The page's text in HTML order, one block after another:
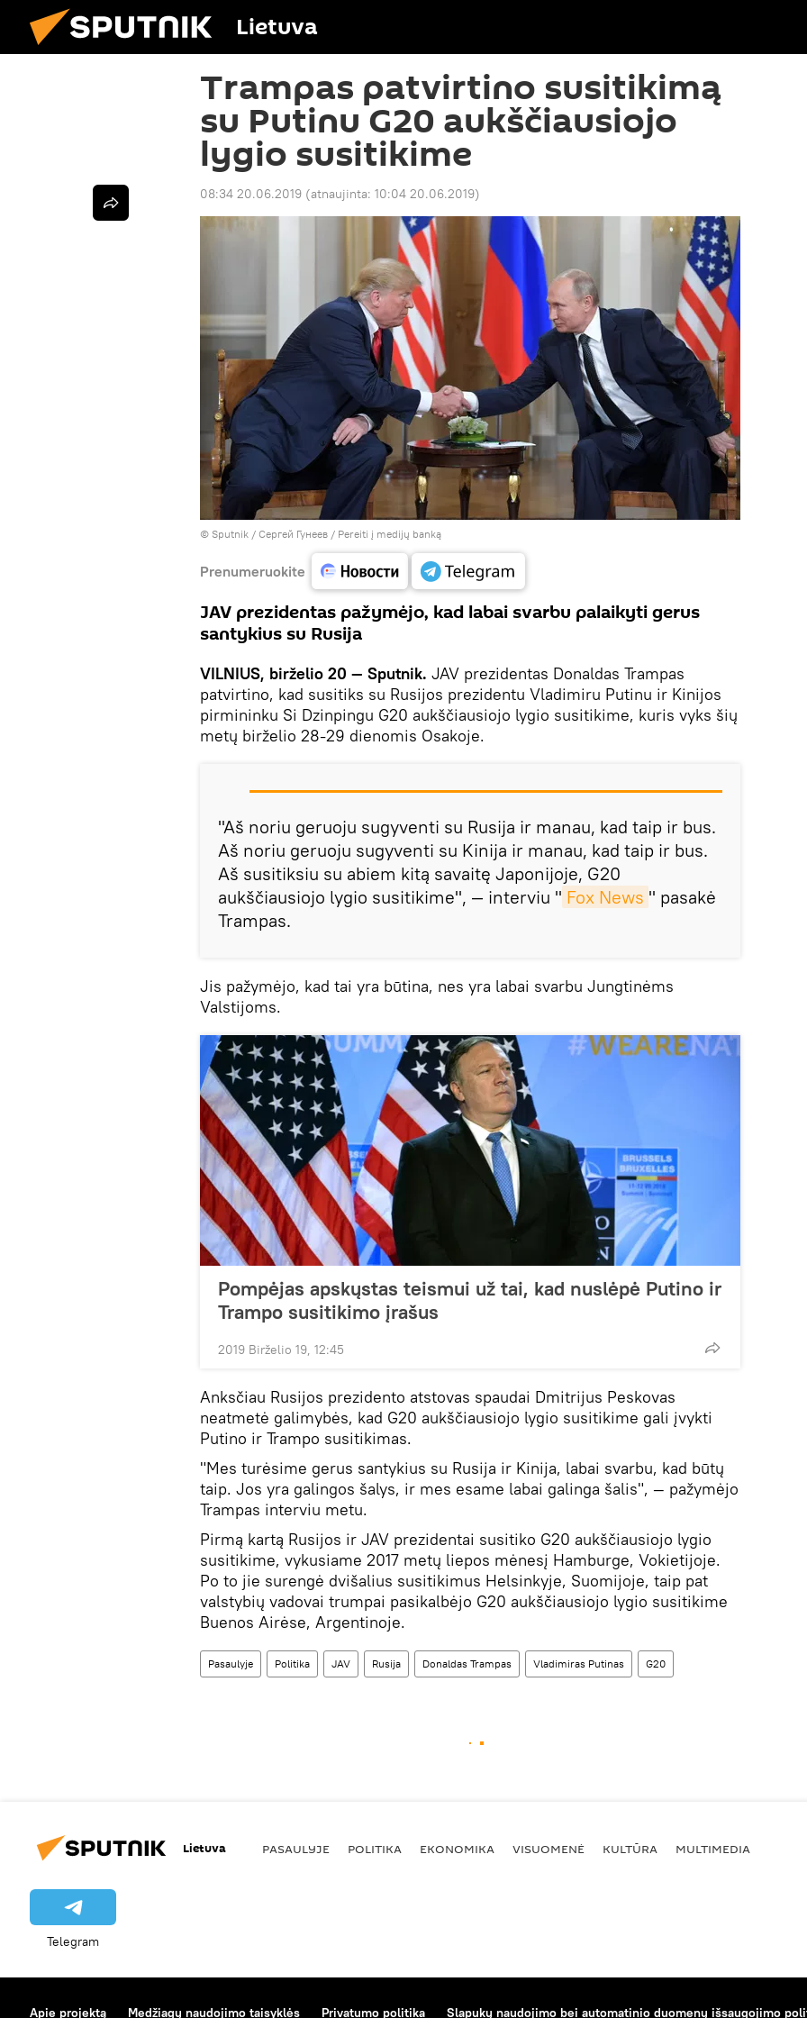
Lietuva
Trampas patvirtino susitikimą
su Putinu G20 aukščiausiojo
lygio susitikime
08:34 20.06.2019 (atnaujinta: 10:04 20.06.2019)
© Sputnik / Сергей Гунеев / Pereiti į medijų banką
Prenumeruokite
JAV prezidentas pažymėjo, kad labai svarbu palaikyti gerus
santykius su Rusija
VILNIUS, birželio 20 — Sputnik. JAV prezidentas Donaldas Trampas
patvirtino, kad susitiks su Rusijos prezidentu Vladimiru Putinu ir Kinijos
pirmininku Si Dzinpingu G20 aukščiausiojo lygio susitikime, kuris vyks šių
metų birželio 28-29 dienomis Osakoje.
"Aš noriu geruoju sugyventi su Rusija ir manau, kad taip ir bus.
Aš noriu geruoju sugyventi su Kinija ir manau, kad taip ir bus.
Aš susitiksiu su abiem kitą savaitę Japonijoje, G20
aukščiausiojo lygio susitikime", — interviu " Fox News " pasakė
Trampas.
Jis pažymėjo, kad tai yra būtina, nes yra labai svarbu Jungtinėms
Valstijoms.
Pompėjas apskųstas teismui už tai, kad nuslėpė Putino ir
Trampo susitikimo įrašus
2019 Birželio 19, 12:45
Anksčiau Rusijos prezidento atstovas spaudai Dmitrijus Peskovas
neatmetė galimybės, kad G20 aukščiausiojo lygio susitikime gali įvykti
Putino ir Trampo susitikimas.
"Mes turėsime gerus santykius su Rusija ir Kinija, labai svarbu, kad būtų
taip. Jos yra galingos šalys, ir mes esame labai galinga šalis", — pažymėjo
Trampas interviu metu.
Pirmą kartą Rusijos ir JAV prezidentai susitiko G20 aukščiausiojo lygio
susitikime, vykusiame 2017 metų liepos mėnesį Hamburge, Vokietijoje.
Po to jie surengė dvišalius susitikimus Helsinkyje, Suomijoje, taip pat
valstybių vadovai trumpai pasikalbėjo G20 aukščiausiojo lygio susitikime
Buenos Airėse, Argentinoje.
Pasaulyje Politika JAV Rusija Donaldas Trampas Vladimiras Putinas G20
Lietuva PASAULYJE POLITIKA EKONOMIKA VISUOMENĖ KULTŪRA MULTIMEDIA
Telegram
Apie projektą Medžiagų naudojimo taisyklės Privatumo politika Slapukų naudojimo bei automatinio duomenų išsaugojimo